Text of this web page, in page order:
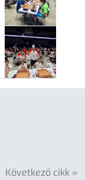
Következő cikk »